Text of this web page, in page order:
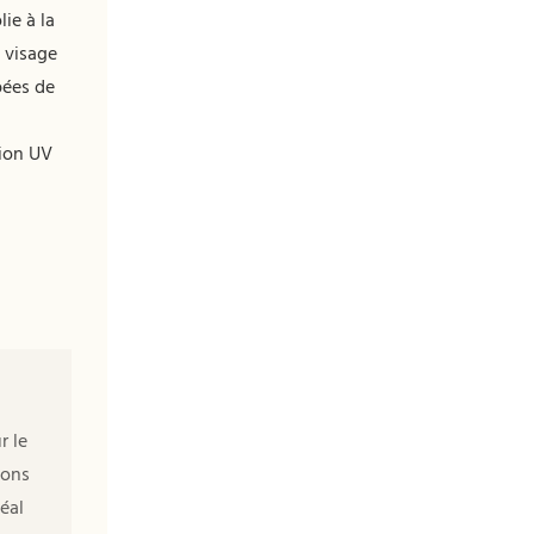
à la
de
UV
le